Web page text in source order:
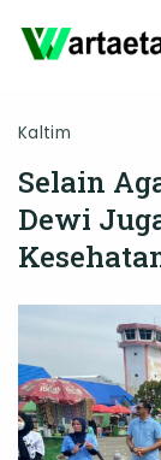
Kaltim
Selain
Dewi